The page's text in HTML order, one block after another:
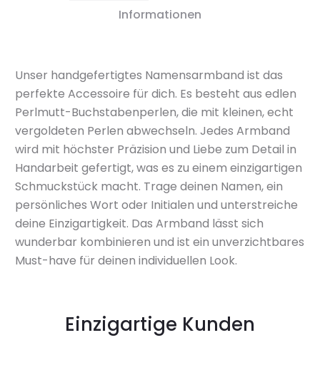
Informationen
Unser handgefertigtes Namensarmband ist das
perfekte Accessoire für dich. Es besteht aus edlen
Perlmutt-Buchstabenperlen, die mit kleinen, echt
vergoldeten Perlen abwechseln. Jedes Armband
wird mit höchster Präzision und Liebe zum Detail in
Handarbeit gefertigt, was es zu einem einzigartigen
Schmuckstück macht. Trage deinen Namen, ein
persönliches Wort oder Initialen und unterstreiche
deine Einzigartigkeit. Das Armband lässt sich
wunderbar kombinieren und ist ein unverzichtbares
Must-have für deinen individuellen Look.
Einzigartige Kunden